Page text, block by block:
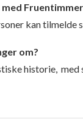
kan tilmelde
om?
historie,